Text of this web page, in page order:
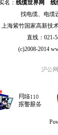
名： 线缆世界网
线
找电缆、 电缆
海紫竹国家高新技
直线：021-
(c)2008-2014
沪公